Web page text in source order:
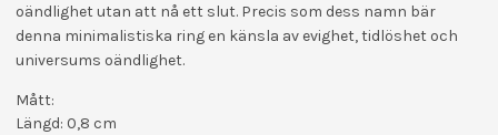
oändlighet utan att nå ett slut. Precis som dess namn bär
denna minimalistiska ring en känsla av evighet, tidlöshet och
universums oändlighet.
Mått:
Längd: 0,8 cm